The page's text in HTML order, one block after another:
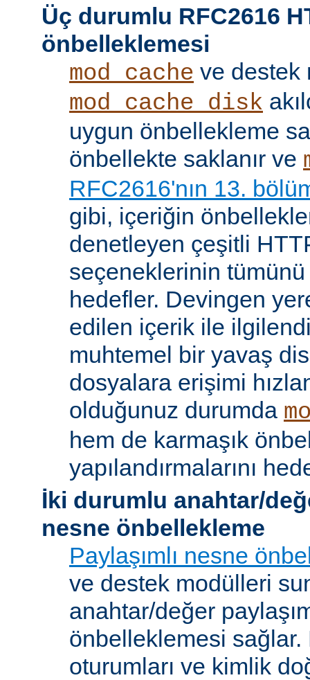
Üç durumlu RFC2616
önbelleklemesi
mod_cache ve destek
mod_cache_disk
uygun önbellekleme
önbellekte saklanır ve
RFC2616'nın 13.
gibi, içeriğin
denetleyen çeşitli
seçeneklerinin tümünü
hedefler. Devingen
edilen içerik ile
muhtemel bir yavaş
dosyalara erişimi
olduğunuz durumda
hem de karmaşık
yapılandırmalarını
İki durumlu anahtar/
nesne önbellekleme
Paylaşımlı nesne
ve destek modülleri
anahtar/değer
önbelleklemesi
oturumları ve kimlik